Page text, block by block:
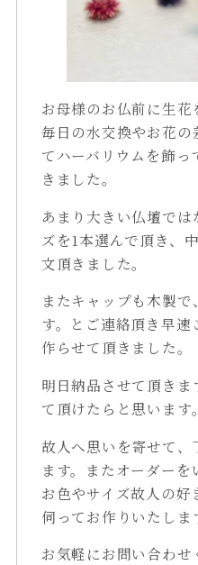
お母様のお仏前に生花
毎日の水交換やお花の
てハーバリウムを飾
きました。
あまり大きい仏壇で
ズを1本選んで頂き、
文頂きました。
またキャップも木製
す。とご連絡頂き早速
作らせて頂きました。
明日納品させて頂きま
て頂けたらと思います。
故人へ思いを寄せて、
ます。またオーダー
お色やサイズ故人の
伺ってお作りいたしま
お気軽にお問い合わせ